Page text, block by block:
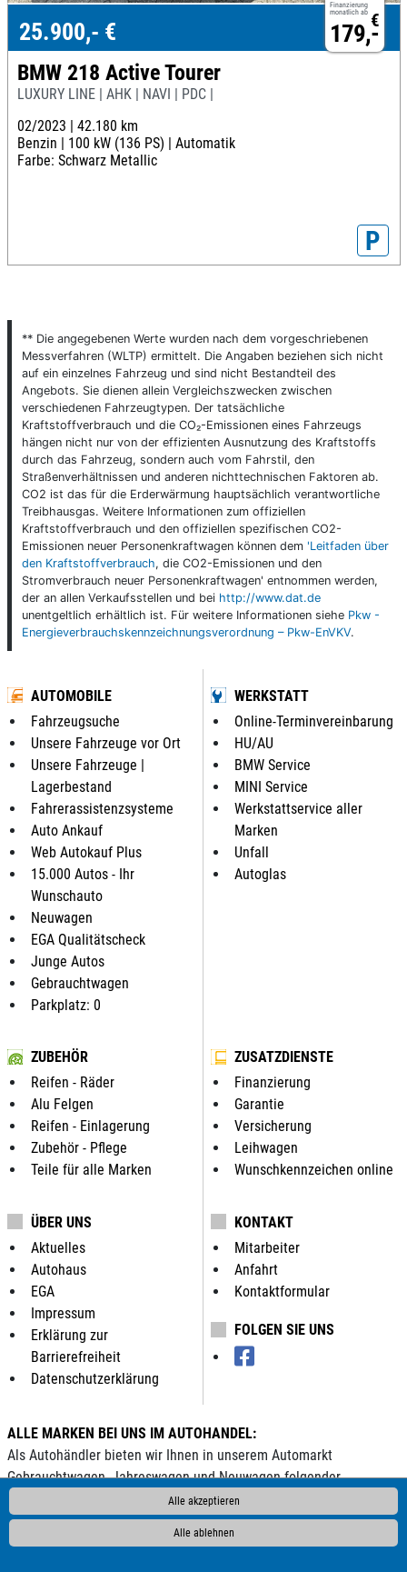
Alle akzeptieren
Alle ablehnen
Finanzierung
monatlich ab €
179,-
25.900,- €
BMW 218 Active Tourer
LUXURY LINE | AHK | NAVI | PDC |
02/2023 | 42.180 km
Benzin | 100 kW (136 PS) | Automatik
Farbe: Schwarz Metallic
P
** Die angegebenen Werte wurden nach dem vorgeschriebenen
Messverfahren (WLTP) ermittelt. Die Angaben beziehen sich nicht
auf ein einzelnes Fahrzeug und sind nicht Bestandteil des
Angebots. Sie dienen allein Vergleichszwecken zwischen
verschiedenen Fahrzeugtypen. Der tatsächliche
Kraftstoffverbrauch und die CO₂-Emissionen eines Fahrzeugs
hängen nicht nur von der effizienten Ausnutzung des Kraftstoffs
durch das Fahrzeug, sondern auch vom Fahrstil, den
Straßenverhältnissen und anderen nichttechnischen Faktoren ab.
CO2 ist das für die Erderwärmung hauptsächlich verantwortliche
Treibhausgas. Weitere Informationen zum offiziellen
Kraftstoffverbrauch und den offiziellen spezifischen CO2-
Emissionen neuer Personenkraftwagen können dem 'Leitfaden über
den Kraftstoffverbrauch, die CO2-Emissionen und den
Stromverbrauch neuer Personenkraftwagen' entnommen werden,
der an allen Verkaufsstellen und bei http://www.dat.de
unentgeltlich erhältlich ist. Für weitere Informationen siehe Pkw -
Energieverbrauchskennzeichnungsverordnung – Pkw-EnVKV.
AUTOMOBILE
Fahrzeugsuche
Unsere Fahrzeuge vor Ort
Unsere Fahrzeuge |
Lagerbestand
Fahrerassistenzsysteme
Auto Ankauf
Web Autokauf Plus
15.000 Autos - Ihr
Wunschauto
Neuwagen
EGA Qualitätscheck
Junge Autos
Gebrauchtwagen
Parkplatz: 0
WERKSTATT
Online-Terminvereinbarung
HU/AU
BMW Service
MINI Service
Werkstattservice aller
Marken
Unfall
Autoglas
ZUBEHÖR
Reifen - Räder
Alu Felgen
Reifen - Einlagerung
Zubehör - Pflege
Teile für alle Marken
ZUSATZDIENSTE
Finanzierung
Garantie
Versicherung
Leihwagen
Wunschkennzeichen online
ÜBER UNS
Aktuelles
Autohaus
EGA
Impressum
Erklärung zur
Barrierefreiheit
Datenschutzerklärung
KONTAKT
Mitarbeiter
Anfahrt
Kontaktformular
FOLGEN SIE UNS
ALLE MARKEN BEI UNS IM AUTOHANDEL:
Als Autohändler bieten wir Ihnen in unserem Automarkt
Gebrauchtwagen, Jahreswagen und Neuwagen folgender
Aixam Alfa Romeo